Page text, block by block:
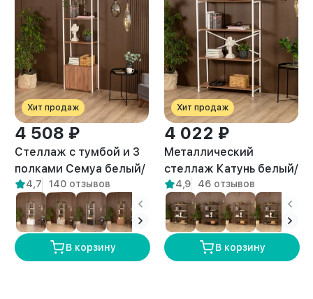
Хит продаж
4 508 ₽
Стеллаж с тумбой и 3
полками Семуа белый/
амаретто
4,7 140 отзывов
В корзину
Хит продаж
4 022 ₽
Металлический
стеллаж Катунь белый/
амаретто
4,9 46 отзывов
В корзину